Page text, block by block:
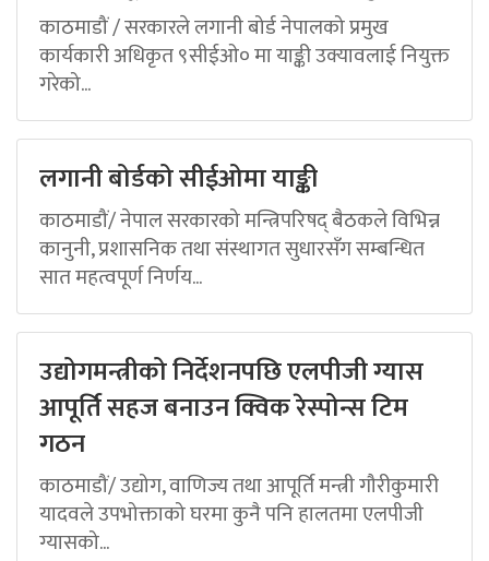
काठमाडौं / सरकारले लगानी बोर्ड नेपालको प्रमुख
कार्यकारी अधिकृत ९सीईओ० मा याङ्की उक्यावलाई नियुक्त
गरेको...
लगानी बोर्डको सीईओमा याङ्की
काठमाडौं/ नेपाल सरकारको मन्त्रिपरिषद् बैठकले विभिन्न
कानुनी, प्रशासनिक तथा संस्थागत सुधारसँग सम्बन्धित
सात महत्वपूर्ण निर्णय...
उद्योगमन्त्रीको निर्देशनपछि एलपीजी ग्यास
आपूर्ति सहज बनाउन क्विक रेस्पोन्स टिम
गठन
काठमाडौं/ उद्योग, वाणिज्य तथा आपूर्ति मन्त्री गौरीकुमारी
यादवले उपभोक्ताको घरमा कुनै पनि हालतमा एलपीजी
ग्यासको...